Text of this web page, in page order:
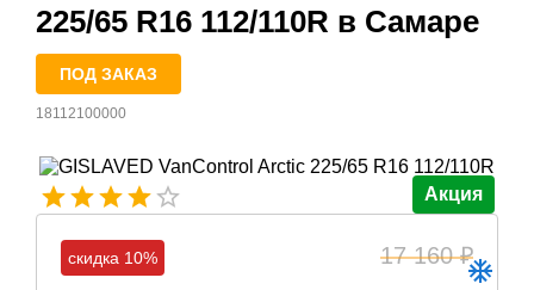
225/65 R16 112/110R в Самаре
ПОД ЗАКАЗ
18112100000
Акция
скидка 10% 17 160